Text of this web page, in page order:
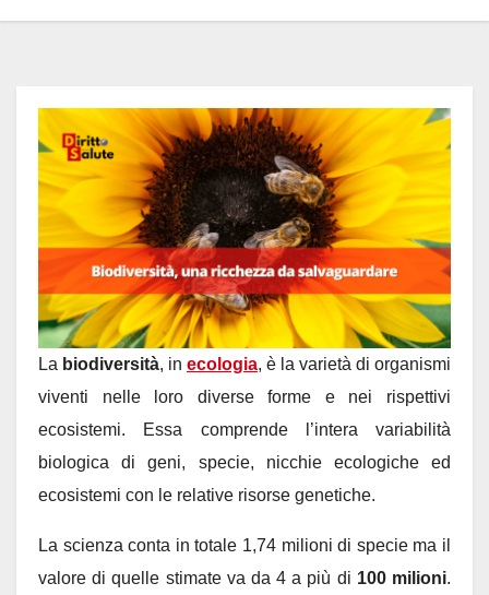
La biodiversità, in ecologia, è la varietà di organismi
viventi nelle loro diverse forme e nei rispettivi
ecosistemi. Essa comprende l’intera variabilità
biologica di geni, specie, nicchie ecologiche ed
ecosistemi con le relative risorse genetiche.
La scienza conta in totale 1,74 milioni di specie ma il
valore di quelle stimate va da 4 a più di 100 milioni.